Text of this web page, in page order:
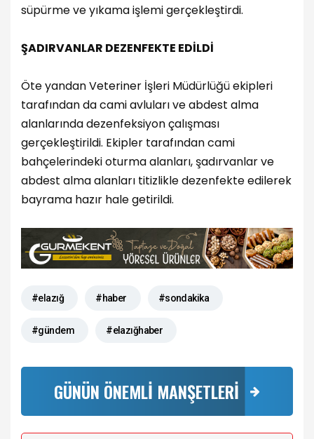
süpürme ve yıkama işlemi gerçekleştirdi.
ŞADIRVANLAR DEZENFEKTE EDİLDİ
Öte yandan Veteriner İşleri Müdürlüğü ekipleri
tarafından da cami avluları ve abdest alma
alanlarında dezenfeksiyon çalışması
gerçekleştirildi. Ekipler tarafından cami
bahçelerindeki oturma alanları, şadırvanlar ve
abdest alma alanları titizlikle dezenfekte edilerek
bayrama hazır hale getirildi.
#elazığ #haber #sondakika
#gündem #elazığhaber
GÜNÜN ÖNEMLİ MANŞETLERİ